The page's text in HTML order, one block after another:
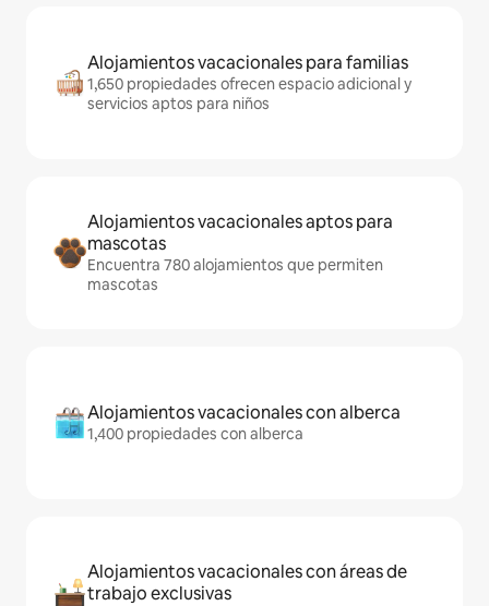
Alojamientos vacacionales para familias
1,650 propiedades ofrecen espacio adicional y
servicios aptos para niños
Alojamientos vacacionales aptos para
mascotas
Encuentra 780 alojamientos que permiten
mascotas
Alojamientos vacacionales con alberca
1,400 propiedades con alberca
Alojamientos vacacionales con áreas de
trabajo exclusivas